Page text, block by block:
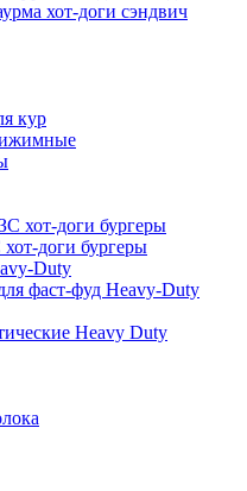
хот-доги сэндвич
кур
доги бургеры
Duty
фаст-фуд Heavy-Duty
Heavy Duty